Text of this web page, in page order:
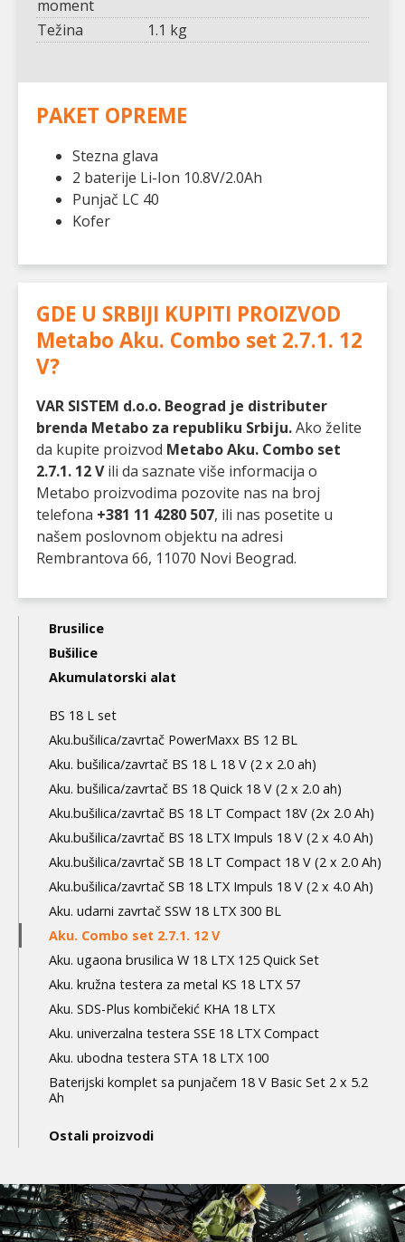
moment
Težina 1.1 kg
PAKET OPREME
Stezna glava
2 baterije Li-Ion 10.8V/2.0Ah
Punjač LC 40
Kofer
GDE U SRBIJI KUPITI PROIZVOD
Metabo Aku. Combo set 2.7.1. 12
V?
VAR SISTEM d.o.o. Beograd je distributer
brenda Metabo za republiku Srbiju.Ako želite
da kupite proizvod Metabo Aku. Combo set
2.7.1. 12 Vili da saznate više informacija o
Metabo proizvodima pozovite nas na broj
telefona +381 11 4280 507, ili nas posetite u
našem poslovnom objektu na adresi
Rembrantova 66, 11070 Novi Beograd.
Main
navigation
3nd
level
Brusilice
Bušilice
Akumulatorski alat
BS 18 L set
Aku.bušilica/zavrtač PowerMaxx BS 12 BL
Aku. bušilica/zavrtač BS 18 L 18 V (2 x 2.0 ah)
Aku. bušilica/zavrtač BS 18 Quick 18 V (2 x 2.0 ah)
Aku.bušilica/zavrtač BS 18 LT Compact 18V (2x 2.0 Ah)
Aku.bušilica/zavrtač BS 18 LTX Impuls 18 V (2 x 4.0 Ah)
Aku.bušilica/zavrtač SB 18 LT Compact 18 V (2 x 2.0 Ah)
Aku.bušilica/zavrtač SB 18 LTX Impuls 18 V (2 x 4.0 Ah)
Aku. udarni zavrtač SSW 18 LTX 300 BL
Aku. Combo set 2.7.1. 12 V
Aku. ugaona brusilica W 18 LTX 125 Quick Set
Aku. kružna testera za metal KS 18 LTX 57
Aku. SDS-Plus kombičekić KHA 18 LTX
Aku. univerzalna testera SSE 18 LTX Compact
Aku. ubodna testera STA 18 LTX 100
Baterijski komplet sa punjačem 18 V Basic Set 2 x 5.2
Ah
Ostali proizvodi